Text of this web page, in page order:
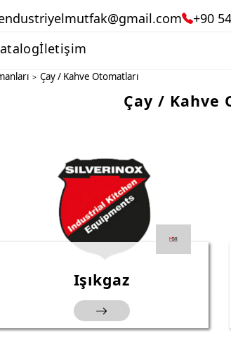
+90
İletişim
> Çay / Kahve Otomatları
Çay / Kahve
Işıkgaz